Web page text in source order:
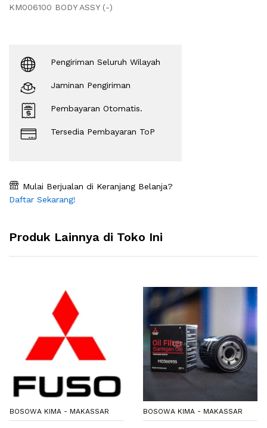
KM006100 BODY ASSY (-)
Pengiriman Seluruh Wilayah
Jaminan Pengiriman
Pembayaran Otomatis.
Tersedia Pembayaran ToP
Mulai Berjualan di Keranjang Belanja?
Daftar Sekarang!
Produk Lainnya di Toko Ini
BOSOWA KIMA - MAKASSAR BOSOWA KIMA - MAKASSAR